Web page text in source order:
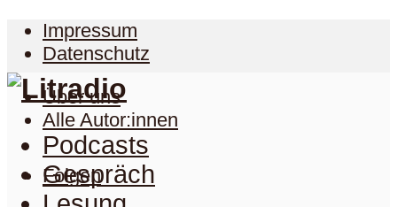
Impressum
Datenschutz
Über uns
Alle Autor:innen
Folgen
Podcasts
Gespräch